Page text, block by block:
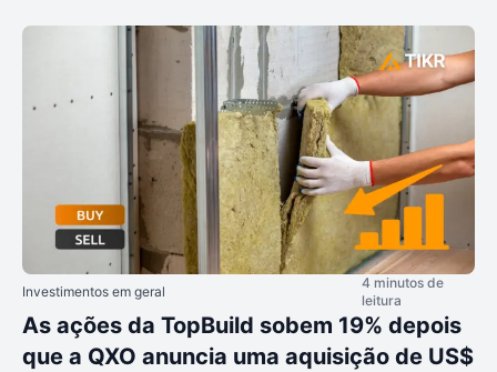
Investimentos em geral
4 minutos de
leitura
As ações da TopBuild sobem 19% depois
que a QXO anuncia uma aquisição de US$